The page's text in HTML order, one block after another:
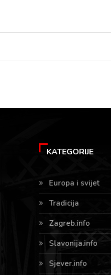
KATEGORIJE
Europa i svijet
Tradicija
Zagreb.info
Slavonija.info
Sjever.info